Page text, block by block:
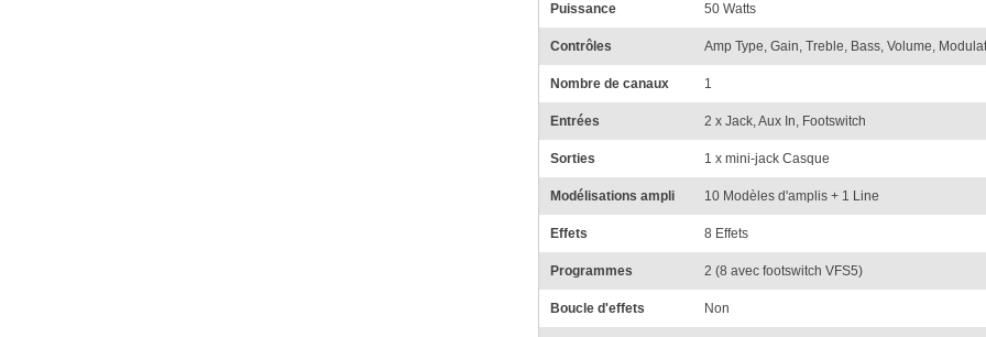
Puissance 50 Watts
Contrôles Amp Type, Gain, Treble, Bass, Volume,
Nombre de canaux 1
Entrées 2 x Jack, Aux In, Footswitch
Sorties 1 x mini-jack Casque
Modélisations ampli 10 Modèles d'amplis + 1 Line
Effets 8 Effets
Programmes 2 (8 avec footswitch VFS5)
Boucle d'effets Non